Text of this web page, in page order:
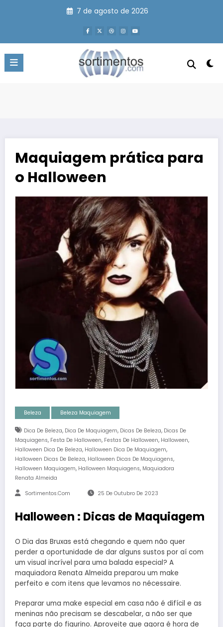
7 de agosto de 2026
Maquiagem prática para
o Halloween
Beleza Beleza Maquiagem
Dica De Beleza, Dica De Maquiagem, Dicas De Beleza, Dicas De
Maquiagens, Festa De Halloween, Festas De Halloween, Halloween,
Halloween Dica De Beleza, Halloween Dica De Maquiagem,
Halloween Dicas De Beleza, Halloween Dicas De Maquiagens,
Halloween Maquiagem, Halloween Maquiagens, Maquiadora
Renata Almeida
Sortimentos.com 25 De Outubro De 2023
Halloween : Dicas de Maquiagem
O Dia das Bruxas está chegando e quem não quer
perder a oportunidade de dar alguns sustos por aí com
um visual incrível para uma balada especial? A
maquiadora Renata Almeida preparou um make
perfeito e com itens que levamos no nécessaire.
Preparar uma make especial em casa não é difícil e as
meninas não precisam se descabelar, a não ser que
faça parte do figurino. Aproveite que agora é hora de